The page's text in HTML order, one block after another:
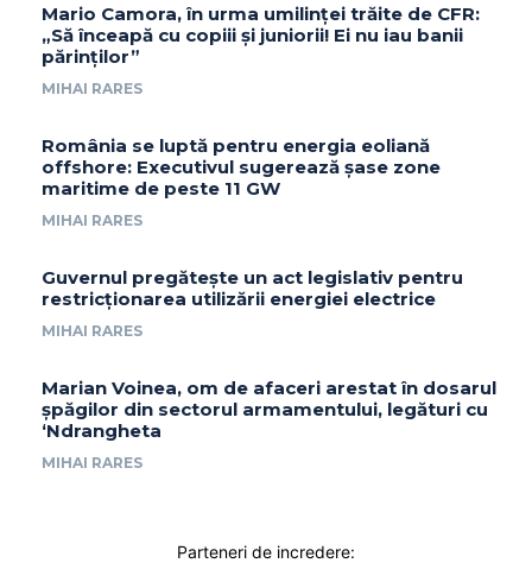
Mario Camora, în urma umilinței trăite de CFR:
„Să înceapă cu copiii și juniorii! Ei nu iau banii
părinților”
MIHAI RARES
România se luptă pentru energia eoliană
offshore: Executivul sugerează șase zone
maritime de peste 11 GW
MIHAI RARES
Guvernul pregătește un act legislativ pentru
restricționarea utilizării energiei electrice
MIHAI RARES
Marian Voinea, om de afaceri arestat în dosarul
șpăgilor din sectorul armamentului, legături cu
‘Ndrangheta
MIHAI RARES
Parteneri de incredere: